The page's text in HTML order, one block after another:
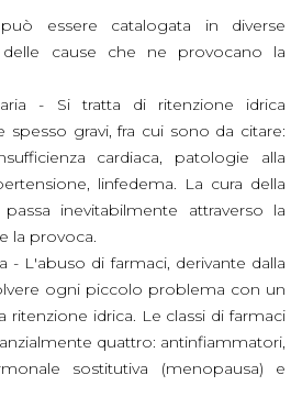
essere catalogata in diverse
cause che ne provocano la
- Si tratta di ritenzione idrica
spesso gravi, fra cui sono da citare:
cardiaca, patologie alla
linfedema. La cura della
inevitabilmente attraverso la
la provoca.
- L'abuso di farmaci, derivante dalla
ogni piccolo problema con un
idrica. Le classi di farmaci
quattro: antinfiammatori,
sostitutiva (menopausa) e